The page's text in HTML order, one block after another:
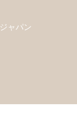
ャパン